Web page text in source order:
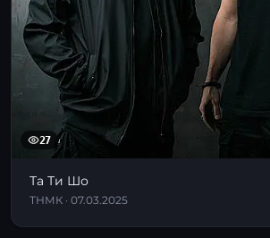
27
Та Ти Шо
ТНМК · 07.03.2025